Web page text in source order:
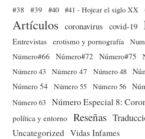
#38
#39 #40 #41 - Hojear el siglo XX
Artículos coronavirus covid-19
Entrevistas erotismo y pornografía
Número#66
Número#72 Número#75
Número 43 Número 47 Número 48
Número 54 Número 55 Número 56
Número 63 Número Especial 8:
política y entorno Reseñas
Uncategorized Vidas Infames